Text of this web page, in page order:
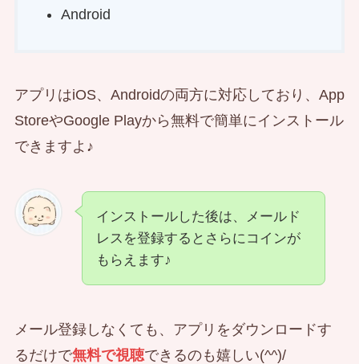
Android
アプリはiOS、Androidの両方に対応しており、App
StoreやGoogle Playから無料で簡単にインストール
できますよ♪
インストールした後は、メールド
レスを登録するとさらにコインが
もらえます♪
メール登録しなくても、アプリをダウンロードす
るだけで無料で視聴できるのも嬉しい(^^)/